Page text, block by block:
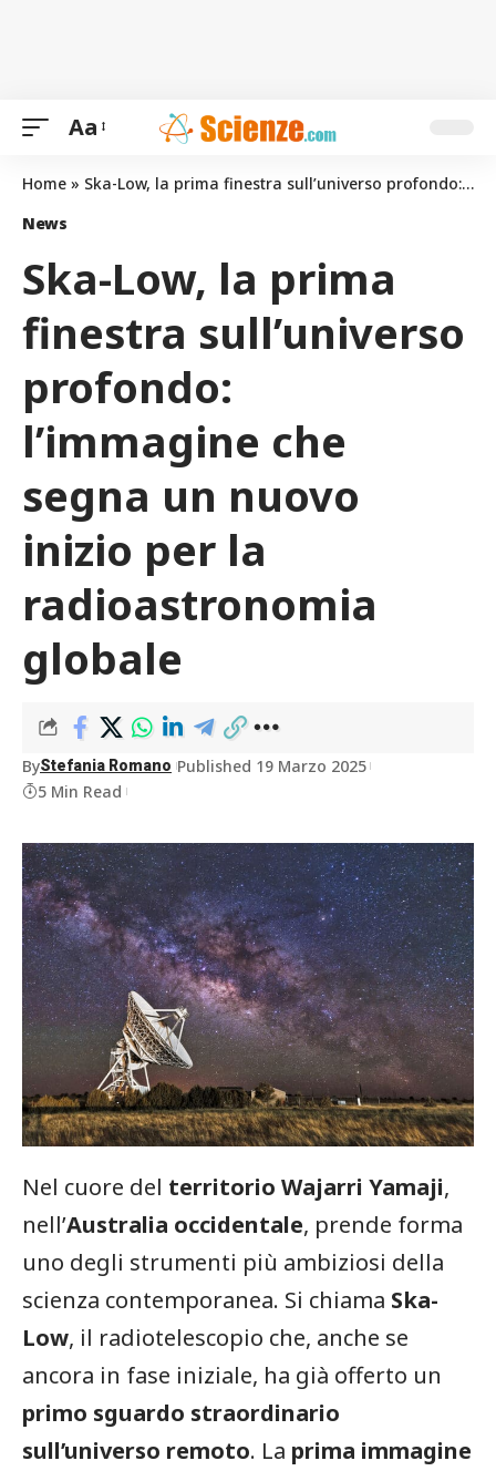
Aa
Home » Ska-Low, la prima finestra sull’universo profondo: l’immagine che segna un nuovo inizio per la radioastronomia globale
News
Ska-Low, la prima
finestra sull’universo
profondo:
l’immagine che
segna un nuovo
inizio per la
radioastronomia
globale
ByStefania Romano Published 19 Marzo 2025
5 Min Read
Nel cuore del territorio Wajarri Yamaji,
nell’Australia occidentale, prende forma
uno degli strumenti più ambiziosi della
scienza contemporanea. Si chiama Ska-
Low, il radiotelescopio che, anche se
ancora in fase iniziale, ha già offerto un
primo sguardo straordinario
sull’universo remoto. La prima immagine